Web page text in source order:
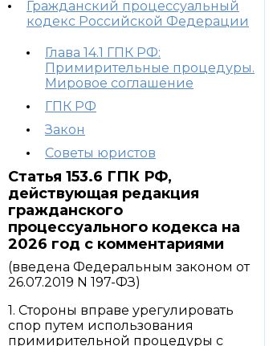
Гражданский процессуальный
кодекс Российской Федерации
Глава 14.1 ГПК РФ:
Примирительные процедуры.
Мировое соглашение
ГПК РФ
Закон
Советы юристов
Статья 153.6 ГПК РФ,
действующая редакция
гражданского
процессуального кодекса на
2026 год с комментариями
(введена Федеральным законом от
26.07.2019 N 197-ФЗ)
1. Стороны вправе урегулировать
спор путем использования
примирительной процедуры с